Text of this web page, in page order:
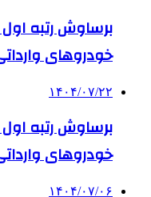
برساوش رتبه
خودروهای
۱۴۰۴/۰۷/۲۲
برساوش رتبه
خودروهای
۱۴۰۴/۰۷/۰۶